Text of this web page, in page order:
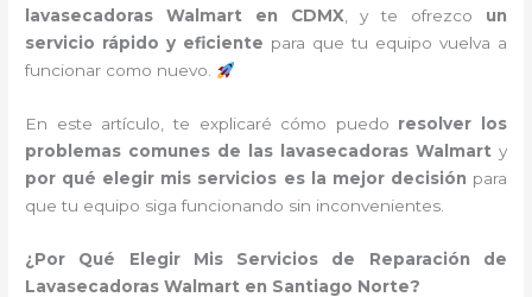
lavasecadoras Walmart en CDMX, y te ofrezco un
servicio rápido y eficiente para que tu equipo vuelva a
funcionar como nuevo.
En este artículo, te explicaré cómo puedo resolver los
problemas comunes de las lavasecadoras Walmart y
por qué elegir mis servicios es la mejor decisión para
que tu equipo siga funcionando sin inconvenientes.
¿Por Qué Elegir Mis Servicios de Reparación de
Lavasecadoras Walmart en Santiago Norte?